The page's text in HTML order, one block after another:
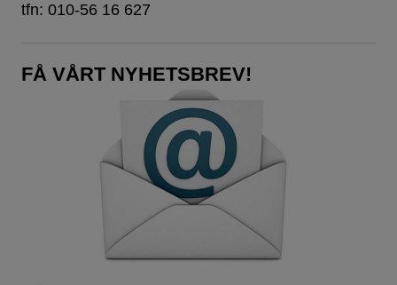
tfn: 010-56 16 627
FÅ VÅRT NYHETSBREV!